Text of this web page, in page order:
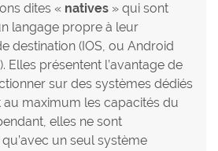
dites « natives » qui sont
langage propre à leur
destination (IOS, ou Android
Elles présentent l’avantage de
sur des systèmes dédiés
au maximum les capacités du
elles ne sont
un seul système